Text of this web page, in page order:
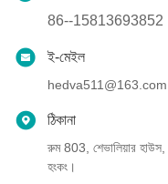
86--15813693852
ই-মেইল
hedva511@163.com
ঠিকানা
রুম 803, শেভালিয়ার
হংকং।